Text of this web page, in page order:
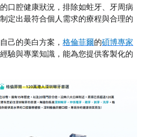
口腔健康狀況，排除如蛀牙、牙周病
定出最符合個人需求的療程與合理的
己的美白方案， 格倫菲爾的碩博專家
驗與專業知識，能為您提供客製化的